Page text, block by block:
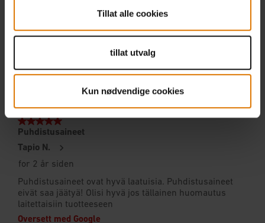
Tillat alle cookies
tillat utvalg
Kun nødvendige cookies